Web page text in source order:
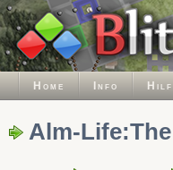
Home Info
Alm-